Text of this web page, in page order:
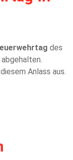
des
Anlass aus.